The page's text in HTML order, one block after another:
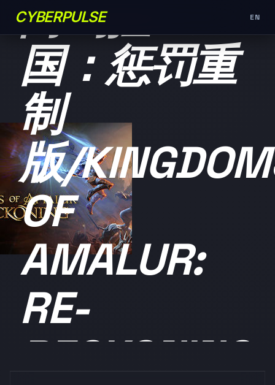
CYBERPULSE EN
阿玛拉王
国：惩罚重
制
版/
OF
AMALUR:
RE-
RECKONING